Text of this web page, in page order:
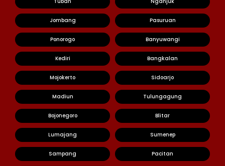
Jombang Pasuruan
Ponorogo Banyuwangi
Kediri Bangkalan
Mojokerto Sidoarjo
Madiun Tulungagung
Bojonegoro Blitar
Lumajang Sumenep
Sampang Pacitan